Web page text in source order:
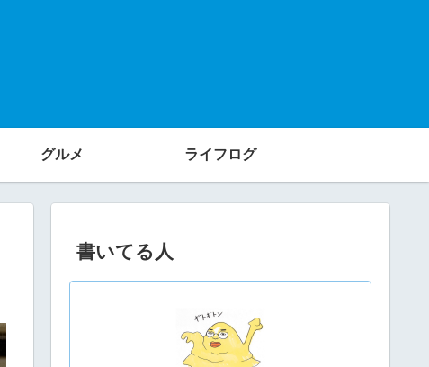
グルメ ライフログ
書いてる人